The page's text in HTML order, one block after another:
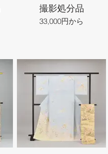
撮影処分品
33,000円から